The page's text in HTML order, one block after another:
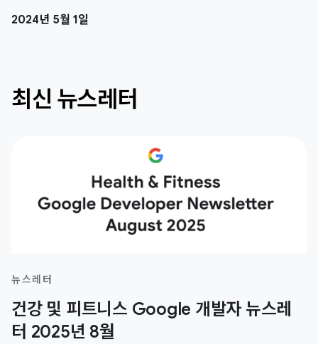
2024년 5월 1일
최신 뉴스레터
뉴스레터
건강 및 피트니스 Google 개발자 뉴스레
터 2025년 8월